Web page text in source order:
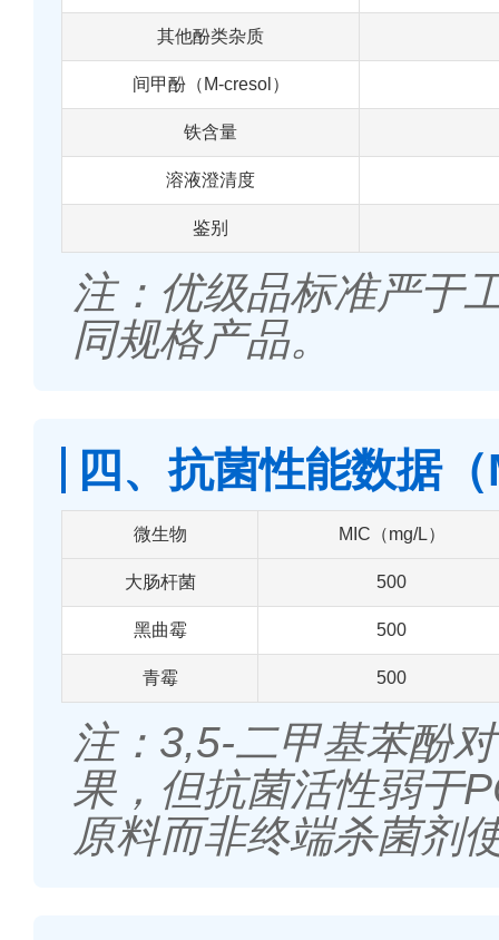
其他酚类杂质
间甲酚（M-cresol）
铁含量
溶液澄清度
鉴别
注：优级品标准严于
同规格产品。
四、抗菌性能数据
微生物 MIC（mg/L）
大肠杆菌 500
黑曲霉 500
青霉 500
注：3,5-二甲基苯酚
果，但抗菌活性弱于
原料而非终端杀菌剂